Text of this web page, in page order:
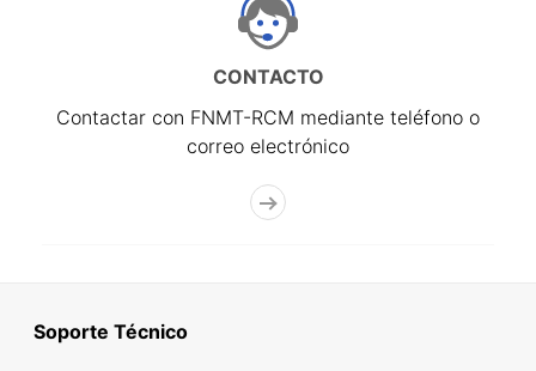
CONTACTO
Contactar con FNMT-RCM mediante teléfono o
correo electrónico
Soporte Técnico